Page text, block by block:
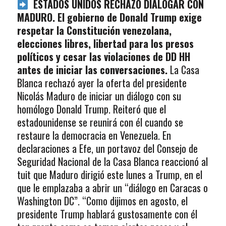
ESTADOS UNIDOS RECHAZÓ DIALOGAR CON
MADURO. El gobierno de Donald Trump exige
respetar la Constitución venezolana,
elecciones libres, libertad para los presos
políticos y cesar las violaciones de DD HH
antes de iniciar las conversaciones.La Casa
Blanca rechazó ayer la oferta del presidente
Nicolás Maduro de iniciar un diálogo con su
homólogo Donald Trump. Reiteró que el
estadounidense se reunirá con él cuando se
restaure la democracia en Venezuela. En
declaraciones a Efe, un portavoz del Consejo de
Seguridad Nacional de la Casa Blanca reaccionó al
tuit que Maduro dirigió este lunes a Trump, en el
que le emplazaba a abrir un “diálogo en Caracas o
Washington DC”. “Como dijimos en agosto, el
presidente Trump hablará gustosamente con él